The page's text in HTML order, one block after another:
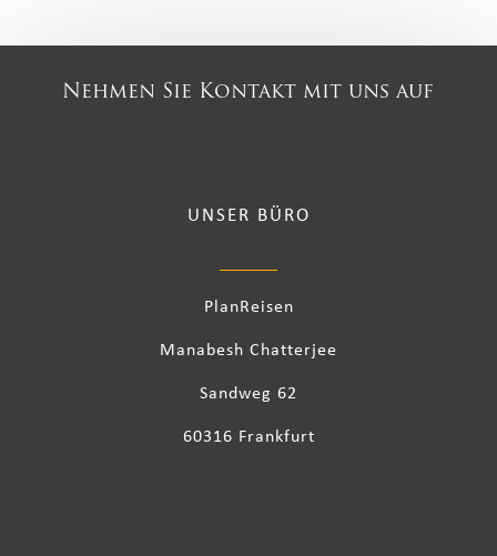
Nehmen Sie Kontakt mit uns auf
UNSER BÜRO
PlanReisen
Manabesh Chatterjee
Sandweg 62
60316 Frankfurt